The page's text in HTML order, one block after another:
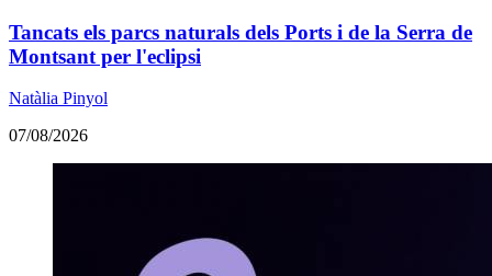
Tancats els parcs naturals dels Ports i de la Serra de
Montsant per l'eclipsi
Natàlia Pinyol
07/08/2026